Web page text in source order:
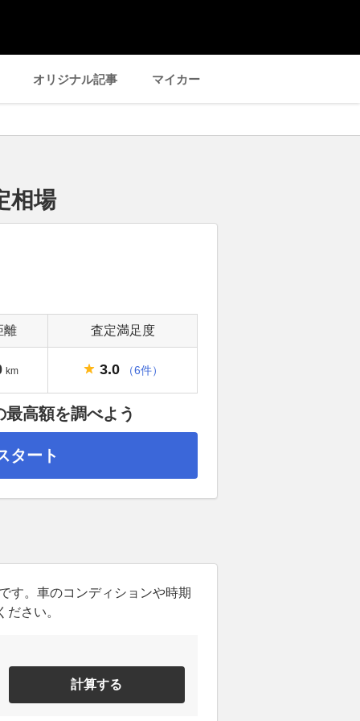
オリジナル記事 マイカー
相場
離 査定満足度
km 3.0 （6件）
高額を調べよう
タート
す。車のコンディションや時期
さい。
計算する